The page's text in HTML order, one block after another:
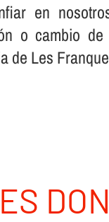
en
o cambio
de Les